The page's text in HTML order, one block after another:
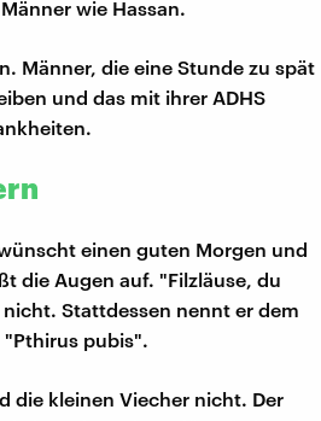
wie Hassan.
Männer, die eine Stunde zu spät
und das mit ihrer ADHS
einen guten Morgen und
die Augen auf. "Filzläuse, du
Stattdessen nennt er dem
"Pthirus pubis".
die kleinen Viecher nicht. Der